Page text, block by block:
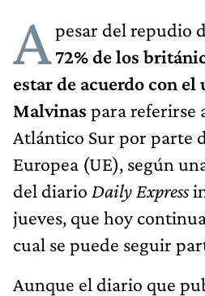
Apesar del repudio
72% de los
estar de acuerdo con el
Malvinas para referirse
Atlántico Sur por parte
Europea (UE), según
del diario Daily Express
jueves, que hoy
cual se puede seguir
Aunque el diario que